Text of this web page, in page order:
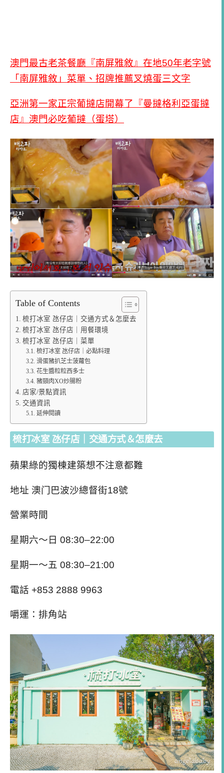
澳門最古老茶餐廳『南屏雅敘』在地50年老字號
「南屏雅敘」菜單、招牌推薦叉燒蛋三文字
亞洲第一家正宗葡撻店開幕了『曼撻格利亞蛋撻
店』澳門必吃葡撻（蛋塔）
Table of Contents
梳打冰室 氹仔店｜交通方式＆怎麼去
梳打冰室 氹仔店｜用餐環境
梳打冰室 氹仔店｜菜單
梳打冰室 氹仔店｜必點料理
滑蛋豬扒芝士菠蘿包
花生醬粒粒西多士
豬頸肉XO炒腸粉
店家/景點資訊
交通資訊
延伸閱讀
梳打冰室 氹仔店｜交通方式＆怎麼去
蘋果綠的獨棟建築想不注意都難
地址 澳门巴波沙總督街18號
營業時間
星期六～日 08:30–22:00
星期一～五 08:30–21:00
電話 +853 2888 9963
嚼運：排角站